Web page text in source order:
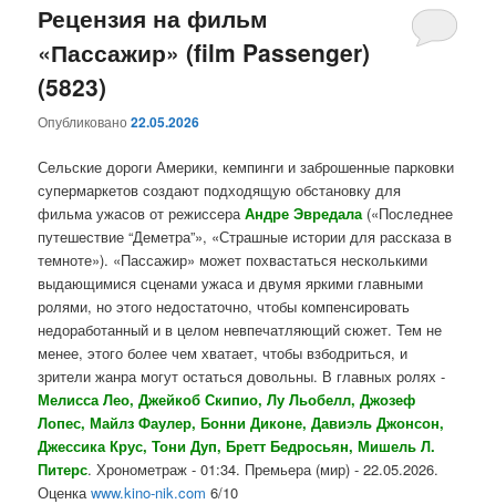
основному
содержимому
дополнительному
содержимому
Рецензия на фильм
«Пассажир» (film Passenger)
(5823)
Опубликовано22.05.2026
Сельские дороги Америки, кемпинги и заброшенные парковки
супермаркетов создают подходящую обстановку для
фильма ужасов от режиссераАндре Эвредала («Последнее
путешествие “Деметра”», «Страшные истории для рассказа в
темноте»). «Пассажир» может похвастаться несколькими
выдающимися сценами ужаса и двумя яркими главными
ролями, но этого недостаточно, чтобы компенсировать
недоработанный и в целом невпечатляющий сюжет. Тем не
менее, этого более чем хватает, чтобы взбодриться, и
зрители жанра могут остаться довольны. В главных ролях -
Мелисса Лео, Джейкоб Скипио, Лу Льобелл, Джозеф
Лопес, Майлз Фаулер, Бонни Диконе, Давиэль Джонсон,
Джессика Крус, Тони Дуп, Бретт Бедросьян, Мишель Л.
Питерс. Хронометраж - 01:34. Премьера (мир) - 22.05.2026.
Оценкаwww.kino-nik.com 6/10